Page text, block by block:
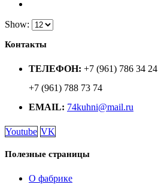
Show:
Контакты
ТЕЛЕФОН: +7 (961) 786 34 24
+7 (961) 788 73 74
EMAIL: 74kuhni@mail.ru
Youtube VK
Полезные страницы
О фабрике